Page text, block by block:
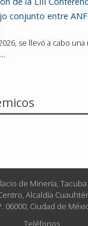
conjunto entre
se llevó a cabo
de Minería, Tacuba
Alcaldía
06000, Ciudad de
Teléfonos